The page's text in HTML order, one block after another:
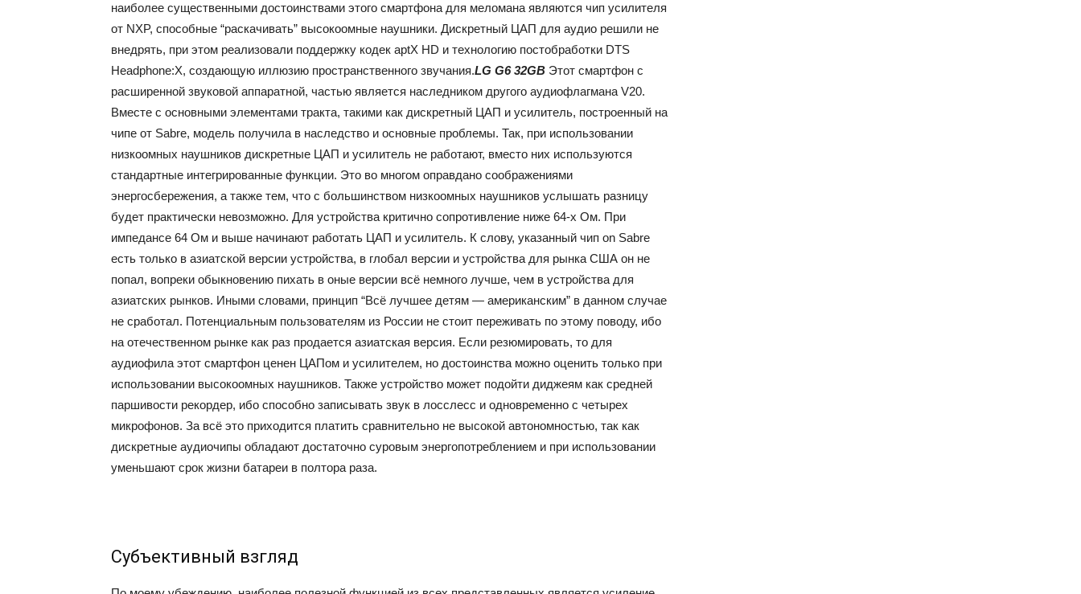
наиболее существенными достоинствами этого смартфона для меломана являются чип усилителя
от NXP, способные “раскачивать” высокоомные наушники. Дискретный ЦАП для аудио решили не
внедрять, при этом реализовали поддержку кодек aptX HD и технологию постобработки DTS
Headphone:X, создающую иллюзию пространственного звучания.LG G6 32GB Этот смартфон с
расширенной звуковой аппаратной, частью является наследником другого аудиофлагмана V20.
Вместе с основными элементами тракта, такими как дискретный ЦАП и усилитель, построенный на
чипе от Sabre, модель получила в наследство и основные проблемы. Так, при использовании
низкоомных наушников дискретные ЦАП и усилитель не работают, вместо них используются
стандартные интегрированные функции. Это во многом оправдано соображениями
энергосбережения, а также тем, что с большинством низкоомных наушников услышать разницу
будет практически невозможно. Для устройства критично сопротивление ниже 64-х Ом. При
импедансе 64 Ом и выше начинают работать ЦАП и усилитель. К слову, указанный чип оn Sabre
есть только в азиатской версии устройства, в глобал версии и устройства для рынка США он не
попал, вопреки обыкновению пихать в оные версии всё немного лучше, чем в устройства для
азиатских рынков. Иными словами, принцип “Всё лучшее детям — американским” в данном случае
не сработал. Потенциальным пользователям из России не стоит переживать по этому поводу, ибо
на отечественном рынке как раз продается азиатская версия. Если резюмировать, то для
аудиофила этот смартфон ценен ЦАПом и усилителем, но достоинства можно оценить только при
использовании высокоомных наушников. Также устройство может подойти диджеям как средней
паршивости рекордер, ибо способно записывать звук в лосслесс и одновременно с четырех
микрофонов. За всё это приходится платить сравнительно не высокой автономностью, так как
дискретные аудиочипы обладают достаточно суровым энергопотреблением и при использовании
уменьшают срок жизни батареи в полтора раза.
Субъективный взгляд